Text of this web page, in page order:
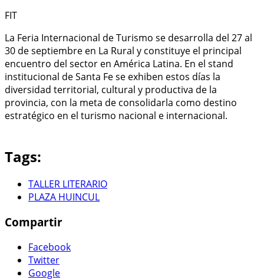
FIT
La Feria Internacional de Turismo se desarrolla del 27 al
30 de septiembre en La Rural y constituye el principal
encuentro del sector en América Latina. En el stand
institucional de Santa Fe se exhiben estos días la
diversidad territorial, cultural y productiva de la
provincia, con la meta de consolidarla como destino
estratégico en el turismo nacional e internacional.
Tags:
TALLER LITERARIO
PLAZA HUINCUL
Compartir
Facebook
Twitter
Google